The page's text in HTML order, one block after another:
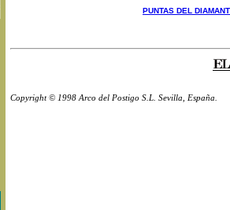
PUNTAS DEL
Copyright © 1998 Arco del Postigo S.L. Sevilla, España.